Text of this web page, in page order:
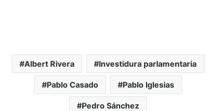
Albert Rivera Investidura parlamentaria
Pablo Casado Pablo Iglesias
Pedro Sánchez